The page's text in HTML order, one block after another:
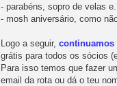
- parabéns, sopro de velas e...
- mosh aniversário, como
Logo a seguir, continuamos
grátis para todos os sócios
Para isso temos que fazer
email da rota ou dá o teu